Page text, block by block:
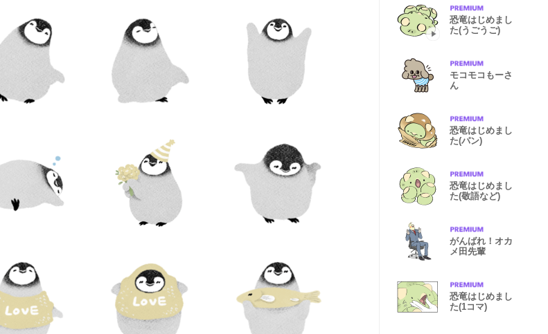
恐竜はじめまし
た(うごうご)
モコモコもーさ
ん
恐竜はじめまし
た(パン)
恐竜はじめまし
た(敬語など)
がんばれ！オカ
メ田先輩
恐竜はじめまし
た(1コマ)